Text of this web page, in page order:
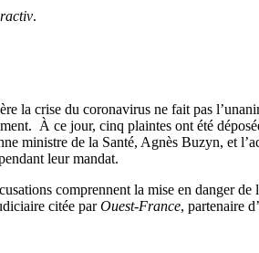
.
la crise du coronavirus ne fait pas
À ce jour, cinq plaintes ont été
ministre de la Santé, Agnès Buzyn, et
leur mandat.
comprennent la mise en danger
citée parOuest-France, partenaire